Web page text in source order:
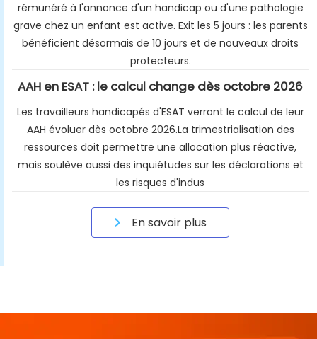
rémunéré à l'annonce d'un handicap ou d'une pathologie
grave chez un enfant est active. Exit les 5 jours : les parents
bénéficient désormais de 10 jours et de nouveaux droits
protecteurs.
AAH en ESAT : le calcul change dès octobre 2026
Les travailleurs handicapés d'ESAT verront le calcul de leur
AAH évoluer dès octobre 2026.La trimestrialisation des
ressources doit permettre une allocation plus réactive,
mais soulève aussi des inquiétudes sur les déclarations et
les risques d'indus
En savoir plus